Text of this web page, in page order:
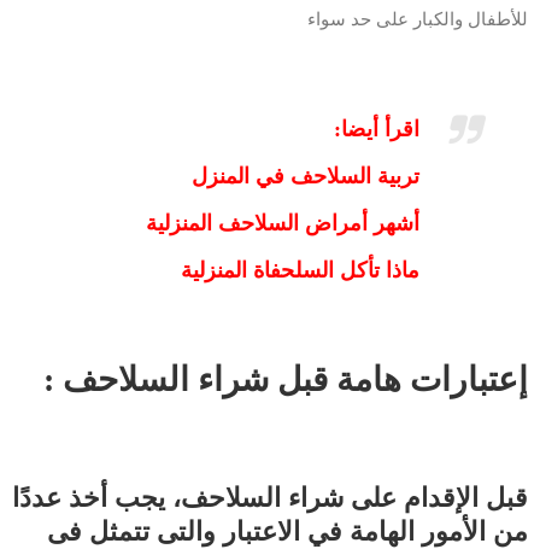
للأطفال والكبار على حد سواء
اقرأ أيضا:
تربية السلاحف في المنزل
أشهر أمراض السلاحف المنزلية
ماذا تأكل السلحفاة المنزلية
إعتبارات هامة قبل شراء السلاحف :
قبل الإقدام على شراء السلاحف، يجب أخذ عددًا
من الأمور الهامة في الاعتبار والتى تتمثل فى